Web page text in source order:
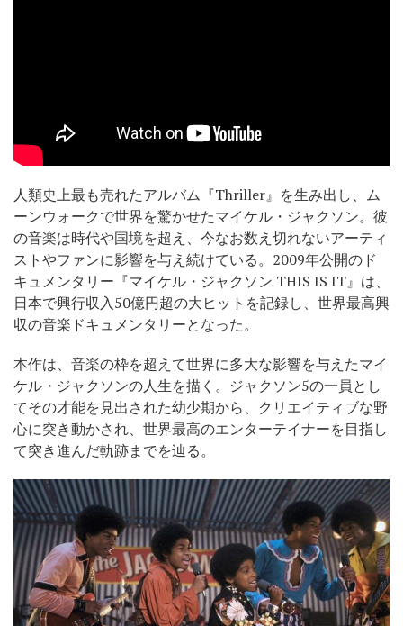
人類史上最も売れたアルバム『Thriller』を生み出し、ム
ーンウォークで世界を驚かせたマイケル・ジャクソン。彼
の音楽は時代や国境を超え、今なお数え切れないアーティ
ストやファンに影響を与え続けている。2009年公開のド
キュメンタリー『マイケル・ジャクソン THIS IS IT』は、
日本で興行収入50億円超の大ヒットを記録し、世界最高興
収の音楽ドキュメンタリーとなった。
本作は、音楽の枠を超えて世界に多大な影響を与えたマイ
ケル・ジャクソンの人生を描く。ジャクソン5の一員とし
てその才能を見出された幼少期から、クリエイティブな野
心に突き動かされ、世界最高のエンターテイナーを目指し
て突き進んだ軌跡までを辿る。